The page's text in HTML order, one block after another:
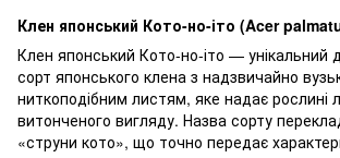
Клен японський Кото-но-іто (Acer
Клен японський Кото-но-іто — унікальний
сорт японського клена з надзвичайно
ниткоподібним листям, яке надає рослині
витонченого вигляду. Назва сорту
«струни кото», що точно передає